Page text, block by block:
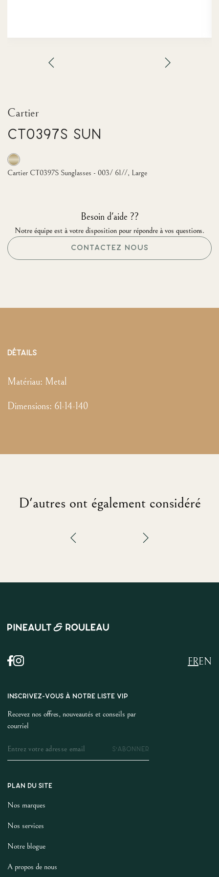
Cartier
CT0397S Sun
Cartier CT0397S Sunglasses - 003/ 61//, Large
Besoin d'aide ??
Notre équipe est à votre disposition pour répondre à vos questions.
CONTACTEZ NOUS
DÉTAILS
Matériau: Metal
Dimensions: 61-14-140
D'autres ont également considéré
EN
FR
INSCRIVEZ-VOUS À NOTRE LISTE VIP
Recevez nos offres, nouveautés et conseils par
courriel
S'ABONNER
PLAN DU SITE
Nos marques
Nos services
Notre blogue
A propos de nous